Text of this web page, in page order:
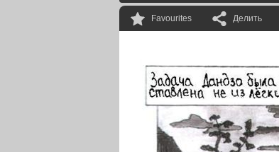
Favourites Делить